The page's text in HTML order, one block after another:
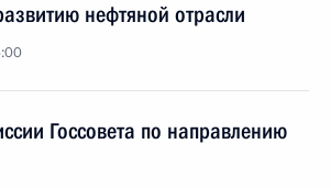
нефтяной отрасли
Госсовета по направлению